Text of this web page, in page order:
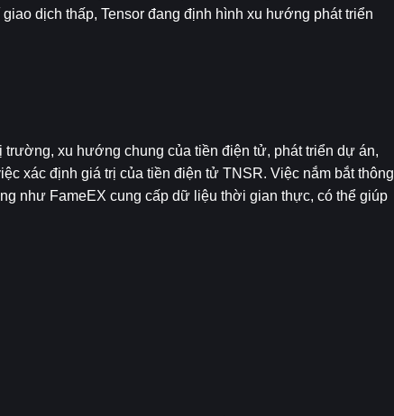
dịch thấp, Tensor đang định hình xu hướng phát triển
xu hướng chung của tiền điện tử, phát triển dự án,
xác định giá trị của tiền điện tử TNSR. Việc nắm bắt thông
như FameEX cung cấp dữ liệu thời gian thực, có thể giúp